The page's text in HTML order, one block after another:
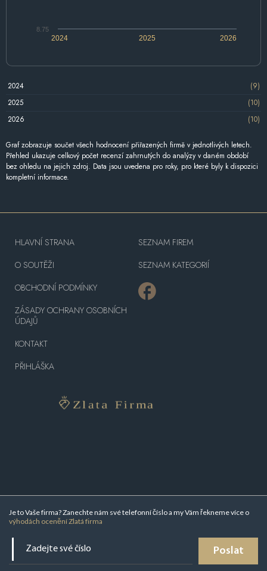
2024 2026
2025
8.75
2024
(9)
2025
(10)
2026
(10)
Graf zobrazuje součet všech hodnocení přiřazených firmě v jednotlivých letech.
Přehled ukazuje celkový počet recenzí zahrnutých do analýzy v daném období
bez ohledu na jejich zdroj. Data jsou uvedena pro roky, pro které byly k dispozici
kompletní informace.
Je to Vaše firma? Zanechte nám své telefonní číslo a my Vám řekneme více o
výhodách ocenění Zlatá firma
Poslat
HLAVNÍ STRANA
O SOUTĚŽI
OBCHODNÍ PODMÍNKY
ZÁSADY OCHRANY OSOBNÍCH
ÚDAJŮ
KONTAKT
PŘIHLÁŠKA
SEZNAM FIREM
SEZNAM KATEGORIÍ